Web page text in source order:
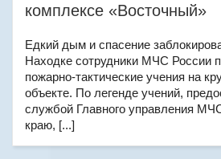
комплексе «Восточный»
Едкий дым и спасение
Находке сотрудники МЧС России
пожарно-тактические учения на
объекте. По легенде учений,
службой Главного управления
краю, [...]